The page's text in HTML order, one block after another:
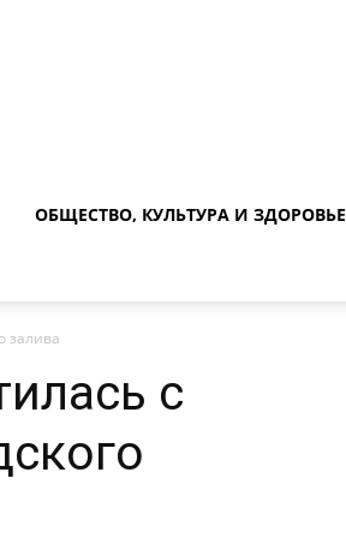
ОБЩЕСТВО, КУЛЬТУРА И ЗДОРОВЬЕ
залива
с